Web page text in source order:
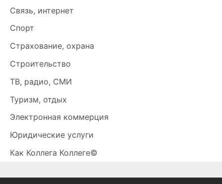
Связь, интернет
Спорт
Страхование, охрана
Строительство
ТВ, радио, СМИ
Туризм, отдых
Электронная коммерция
Юридические услуги
Как Коллега Коллеге©